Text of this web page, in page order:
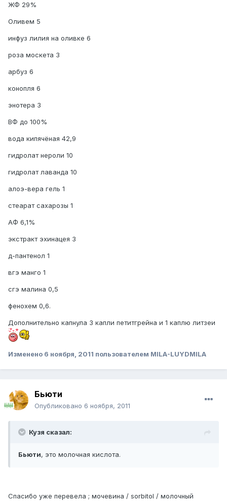
ЖФ 29%
Оливем 5
инфуз лилия на оливке 6
роза москета 3
арбуз 6
конопля 6
энотера 3
ВФ до 100%
вода кипячёная 42,9
гидролат нероли 10
гидролат лаванда 10
алоэ-вера гель 1
стеарат сахарозы 1
АФ 6,1%
экстракт эхинацея 3
д-пантенол 1
вгэ манго 1
сгэ малина 0,5
фенохем 0,6.
Дополнительно капнула 3 капли петитгрейна и 1 каплю литзеи
Изменено 6 ноября, 2011 пользователем MILA-LUYDMILA
Бьюти
Опубликовано 6 ноября, 2011
Кузя сказал:
Бьюти, это молочная кислота.
Спасибо уже перевела ; мочевина / sorbitol / молочный